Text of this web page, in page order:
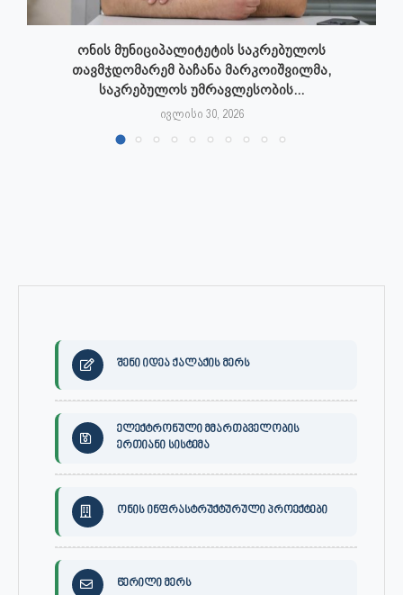
ონის მუნიციპალიტეტის საკრებულოს
თავმჯდომარემ ბაჩანა მარკოიშვილმა,
საკრებულოს უმრავლესობის...
ივლისი 30, 2026
შენი იდეა ქალაქის მერს
ელექტრონული მმართბველობის
ერთიანი სისტემა
ონის ინფრასტრუქტურული პროექტები
წერილი მერს